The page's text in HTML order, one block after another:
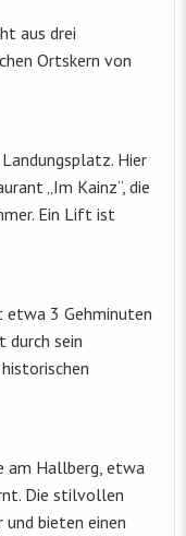
aus drei
Ortskern von
Hier
„Im Kainz“, die
Ein Lift ist
3 Gehminuten
sein
am Hallberg, etwa
Die stilvollen
bieten einen